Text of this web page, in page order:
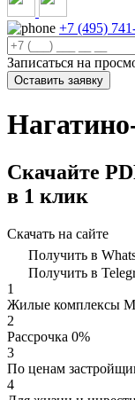
+7 (495)
Записаться на
Скачайте
в 1 клик
Скачать на сайте
Получить в
Получить в
1
Жилые комплексы
2
Рассрочка 0%
3
По ценам
4